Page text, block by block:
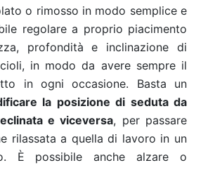
o rimosso in modo semplice e
regolare a proprio piacimento
profondità e inclinazione di
in modo da avere sempre il
in ogni occasione. Basta un
la posizione di seduta da
e viceversa, per passare
rilassata a quella di lavoro in un
È possibile anche alzare o